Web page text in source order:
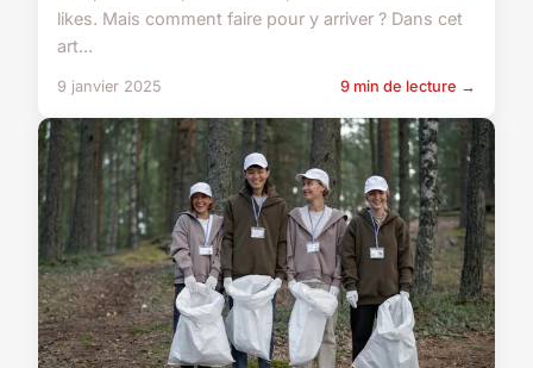
likes. Mais comment faire pour y arriver ? Dans cet
art...
9 janvier 2025 9 min de lecture →